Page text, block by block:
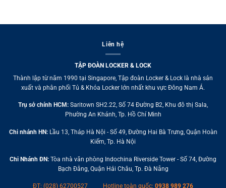
Liên hệ
TẬP ĐOÀN LOCKER & LOCK
Thành lập từ năm 1990 tại Singapore, Tập đoàn Locker & Lock là nhà sản
xuất và phân phối Tủ & Khóa Locker lớn nhất khu vực Đông Nam Á.
Trụ sở chính HCM: Saritown SH2.22, Số 74 Đường B2, Khu đô thị Sala,
Phường An Khánh, Tp. Hồ Chí Minh
Chi nhánh HN:Lầu 13, Tháp Hà Nội - Số 49, Đường Hai Bà Trưng, Quận Hoàn
Kiếm, Tp. Hà Nội
Chi Nhánh ĐN: Tòa nhà văn phòng Indochina Riverside Tower - Số 74, Đường
Bạch Đằng, Quận Hải Châu, Tp. Đà Nẵng
ĐT: (028) 62700527 Hotline toàn quốc: 0938 989 276